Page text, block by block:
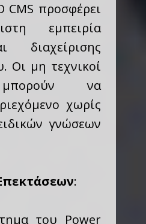
CMS προσφέρει
εμπειρία
διαχείρισης
Οι μη τεχνικοί
να
χωρίς
γνώσεων
:
του Power